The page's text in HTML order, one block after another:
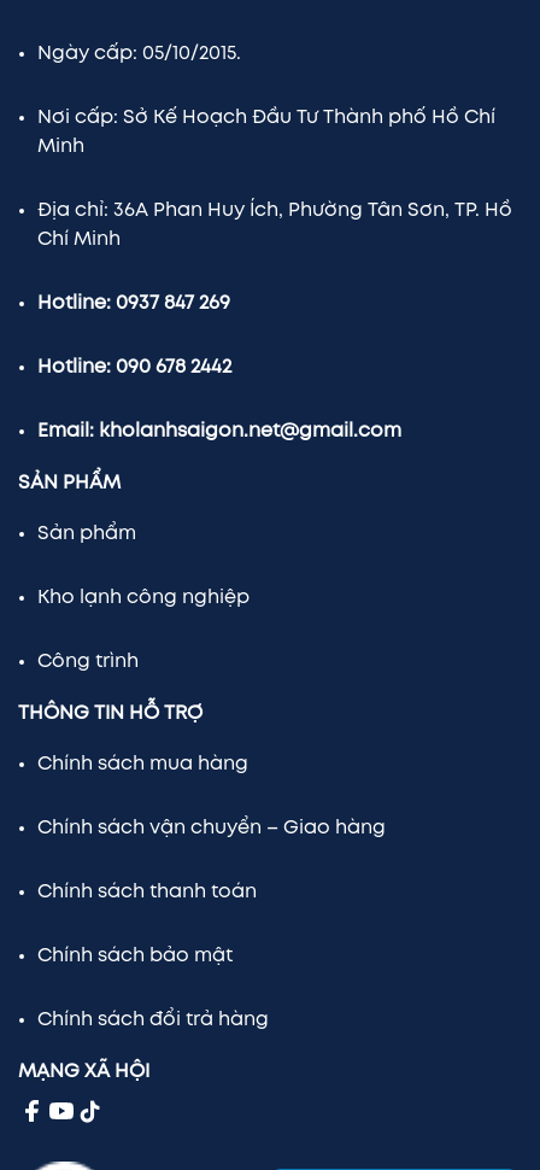
Ngày cấp: 05/10/2015.
Nơi cấp: Sở Kế Hoạch Đầu Tư Thành phố Hồ Chí
Minh
Địa chỉ: 36A Phan Huy Ích, Phường Tân Sơn, TP. Hồ
Chí Minh
Hotline: 0937 847 269
Hotline: 090 678 2442
Email: kholanhsaigon.net@gmail.com
SẢN PHẨM
Sản phẩm
Kho lạnh công nghiệp
Công trình
THÔNG TIN HỖ TRỢ
Chính sách mua hàng
Chính sách vận chuyển – Giao hàng
Chính sách thanh toán
Chính sách bảo mật
Chính sách đổi trả hàng
MẠNG XÃ HỘI